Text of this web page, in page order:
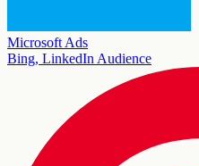
Microsoft Ads
Bing, LinkedIn Audience